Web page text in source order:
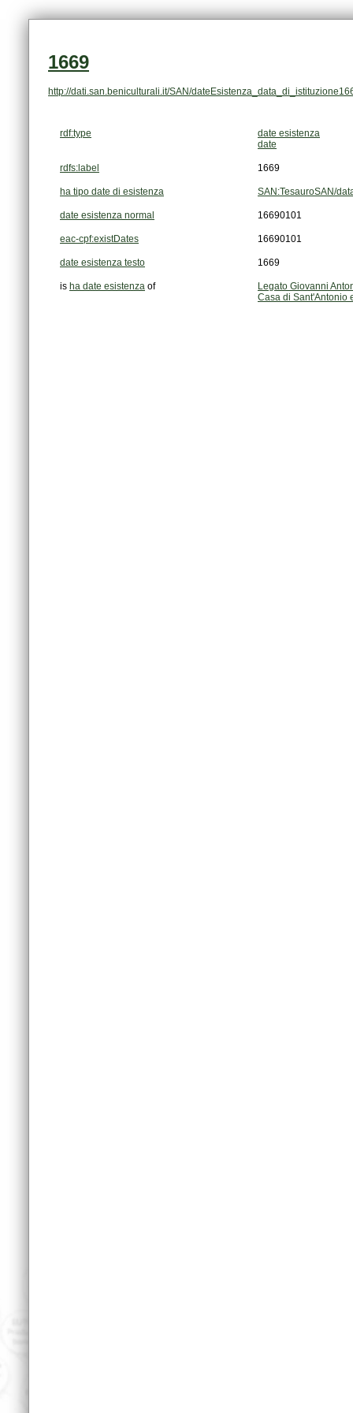
1669
http://dati.san.beniculturali.it/SAN/
rdf:type
date esistenza
date
rdfs:label 1669
ha tipo date di esistenza SAN:TesauroSAN/
date esistenza normal 16690101
eac-cpf:existDates 16690101
date esistenza testo 1669
is ha date esistenza of
Legato Giovanni
Casa di Sant'Antonio